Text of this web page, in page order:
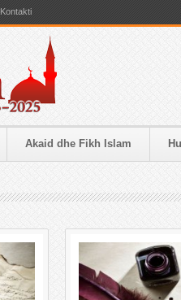
Kontakti
Akaid dhe Fikh Islam